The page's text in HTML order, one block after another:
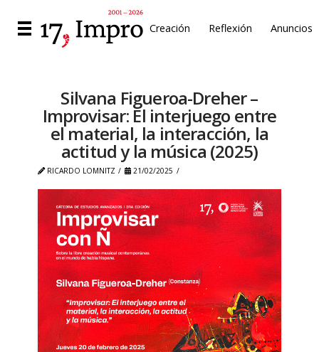
Creación Reflexión Anuncios
Silvana Figueroa-Dreher –
Improvisar: El interjuego entre
el material, la interacción, la
actitud y la música (2025)
RICARDO LOMNITZ 21/02/2025